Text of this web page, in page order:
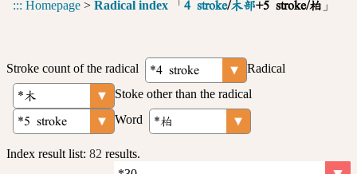
::: Homepage > Radical index 「 4 stroke/木部+5 stroke/柏 」
Stroke count of the radical
Radical
Stoke other than the radical
Word
Index result list: 82 results.